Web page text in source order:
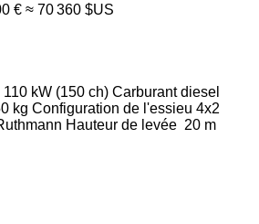
€ ≈ 70 360 $US
110 kW (150 ch) Carburant diesel
kg Configuration de l'essieu 4x2
Hauteur de levée 20 m